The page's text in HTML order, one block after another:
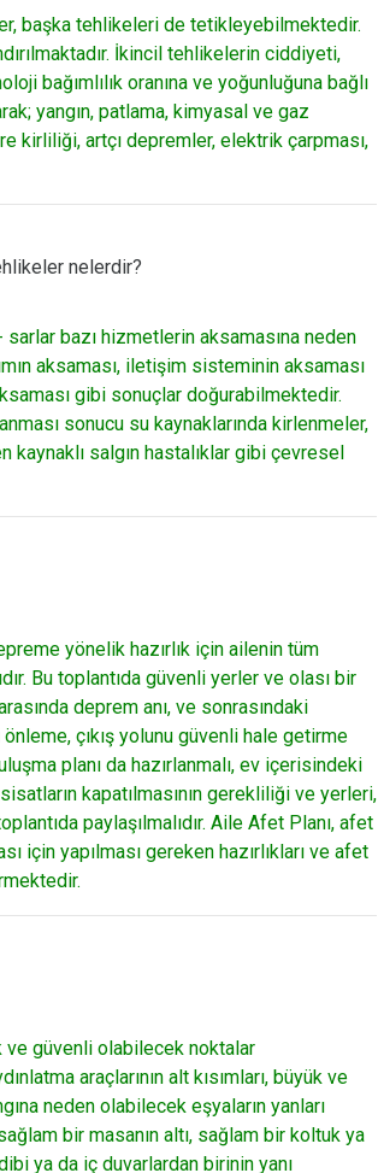
başka tehlikeleri de tetikleyebilmektedir.
İkincil tehlikelerin ciddiyeti,
bağımlılık oranına ve yoğunluğuna bağlı
yangın, patlama, kimyasal ve gaz
kirliliği, artçı depremler, elektrik çarpması,
nelerdir?
bazı hizmetlerin aksamasına neden
aksaması, iletişim sisteminin aksaması
gibi sonuçlar doğurabilmektedir.
sonucu su kaynaklarında kirlenmeler,
salgın hastalıklar gibi çevresel
yönelik hazırlık için ailenin tüm
Bu toplantıda güvenli yerler ve olası bir
deprem anı, ve sonrasındaki
çıkış yolunu güvenli hale getirme
planı da hazırlanmalı, ev içerisindeki
kapatılmasının gerekliliği ve yerleri,
paylaşılmalıdır. Aile Afet Planı, afet
için yapılması gereken hazırlıkları ve afet
güvenli olabilecek noktalar
araçlarının alt kısımları, büyük ve
neden olabilecek eşyaların yanları
bir masanın altı, sağlam bir koltuk ya
dibi ya da iç duvarlardan birinin yanı